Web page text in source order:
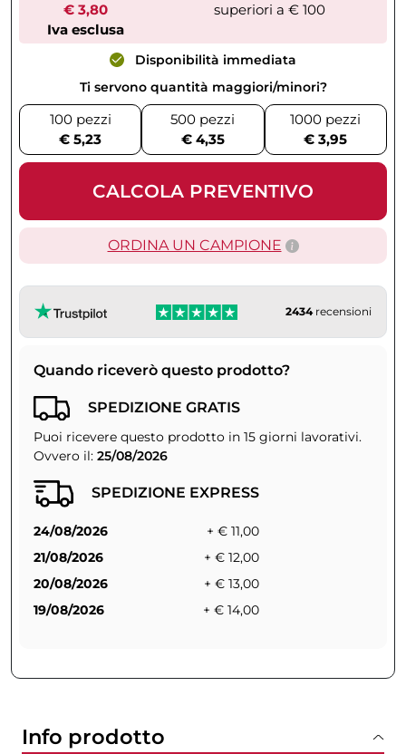
€ 3,80
Iva esclusa
superiori a € 100
Disponibilità immediata
Ti servono quantità maggiori/minori?
100 pezzi
€ 5,23
500 pezzi
€ 4,35
1000 pezzi
€ 3,95
CALCOLA PREVENTIVO
ORDINA UN CAMPIONE
2434recensioni
Quando riceverò questo prodotto?
SPEDIZIONE GRATIS
Puoi ricevere questo prodotto in 15 giorni lavorativi.
Ovvero il: 25/08/2026
SPEDIZIONE EXPRESS
24/08/2026
+ € 11,00
21/08/2026
+ € 12,00
20/08/2026
+ € 13,00
19/08/2026
+ € 14,00
Info prodotto